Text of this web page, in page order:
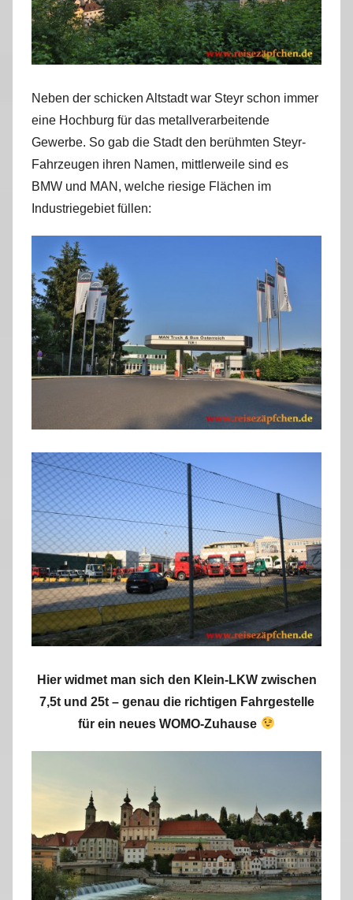
Neben der schicken Altstadt war Steyr schon immer
eine Hochburg für das metallverarbeitende
Gewerbe. So gab die Stadt den berühmten Steyr-
Fahrzeugen ihren Namen, mittlerweile sind es
BMW und MAN, welche riesige Flächen im
Industriegebiet füllen:
Hier widmet man sich den Klein-LKW zwischen
7,5t und 25t – genau die richtigen Fahrgestelle
für ein neues WOMO-Zuhause